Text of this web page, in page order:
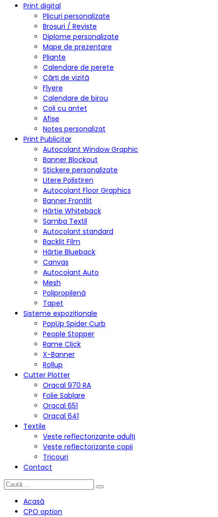
Print digital
Plicuri personalizate
Broșuri / Reviste
Diplome personalizate
Mape de prezentare
Pliante
Calendare de perete
Cărți de vizită
Flyere
Calendare de birou
Coli cu antet
Afișe
Notes personalizat
Print Publicitar
Autocolant Window Graphic
Banner Blockout
Stickere personalizate
Litere Polistiren
Autocolant Floor Graphics
Banner Frontlit
Hârtie Whiteback
Samba Textil
Autocolant standard
Backlit Film
Hârtie Blueback
Canvas
Autocolant Auto
Mesh
Polipropilenă
Tapet
Sisteme expoziționale
PopUp Spider Curb
People Stopper
Rame Click
X-Banner
Rollup
Cutter Plotter
Oracal 970 RA
Folie Sablare
Oracal 651
Oracal 641
Textile
Veste reflectorizante adulți
Veste reflectorizante copii
Tricouri
Contact
Acasă
CPO option